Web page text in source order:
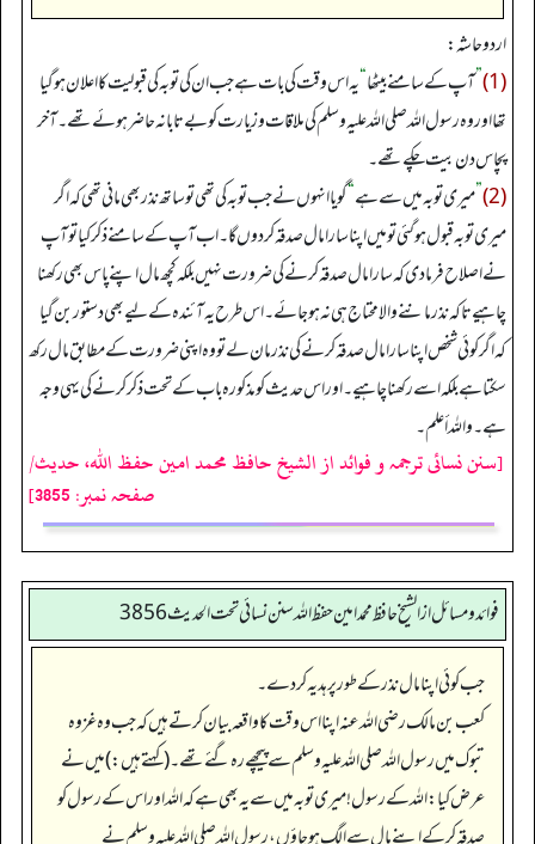
اردو حاشہ:
(1)
”آپ کے سامنے بیٹھا“یہ اس وقت کی بات ہے جب ان کی توبہ کی قبولیت کا اعلان ہوگیا
تھا اور وہ رسول اللہ صلی اللہ علیہ وسلم کی ملاقات وزیارت کو بے تابانہ حاضر ہوئے تھے۔ آخر
پچاس دن بیت چکے تھے۔
(2)
”میری توبہ میں سے ہے“گویا انہوں نے جب توبہ کی تھی تو ساتھ نذر بھی مانی تھی کہ اگر
میری توبہ قبول ہوگئی تو میں اپنا سارا مال صدقہ کردوں گا۔ اب آپ کے سامنے ذکر کیا تو آپ
نے اصلاح فرما دی کہ سارا مال صدقہ کرنے کی ضرورت نہیں بلکہ کچھ مال اپنے پاس بھی رکھنا
چاہیے تاکہ نذر ماننے والا محتاج ہی نہ ہوجائے۔ اس طرح یہ آئندہ کے لیے بھی دستور بن گیا
کہ اگر کوئی شخص اپنا سارا مال صدقہ کرنے کی نذر مان لے تو وہ اپنی ضرورت کے مطابق مال رکھ
سکتا ہے بلکہ اسے رکھنا چاہیے۔ اور اس حدیث کو مذکورہ باب کے تحت ذکر کرنے کی یہی وجہ
ہے۔ واللہ أعلم۔
[سنن نسائی ترجمہ و فوائد از الشیخ حافظ محمد امین حفظ اللہ، حدیث/
صفحہ نمبر: 3855]
فوائد ومسائل از الشيخ حافظ محمد امين حفظ الله سنن نسائي تحت الحديث3856
جب کوئی اپنا مال نذر کے طور پر ہدیہ کر دے۔
کعب بن مالک رضی اللہ عنہ اپنا اس وقت کا واقعہ بیان کرتے ہیں کہ جب وہ غزوہ
تبوک میں رسول اللہ صلی اللہ علیہ وسلم سے پیچھے رہ گئے تھے۔ (کہتے ہیں:) میں نے
عرض کیا: اللہ کے رسول! میری توبہ میں سے یہ بھی ہے کہ اللہ اور اس کے رسول کو